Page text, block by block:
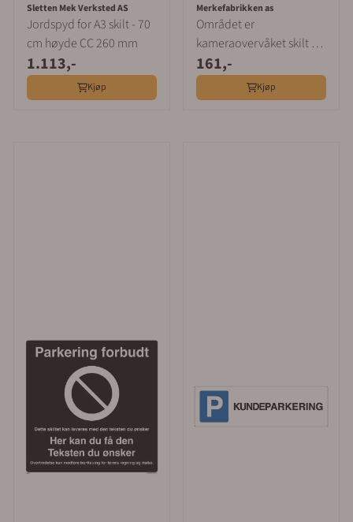
Sletten Mek Verksted AS
Jordspyd for A3 skilt - 70
cm høyde CC 260 mm
1.113,-
Kjøp
Merkefabrikken as
Området er
kameraovervåket skilt -
klistremerke
161,-
Kjøp